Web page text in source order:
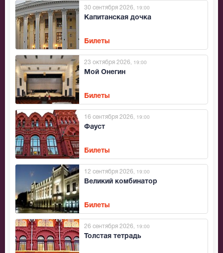
Капитанская дочка
30 сентября 2026 , 19:00
Билеты
Мой Онегин
23 октября 2026 , 19:00
Билеты
Фауст
16 сентября 2026 , 19:00
Билеты
Великий комбинатор
12 сентября 2026 , 19:00
Билеты
Толстая тетрадь
26 сентября 2026 , 19:00